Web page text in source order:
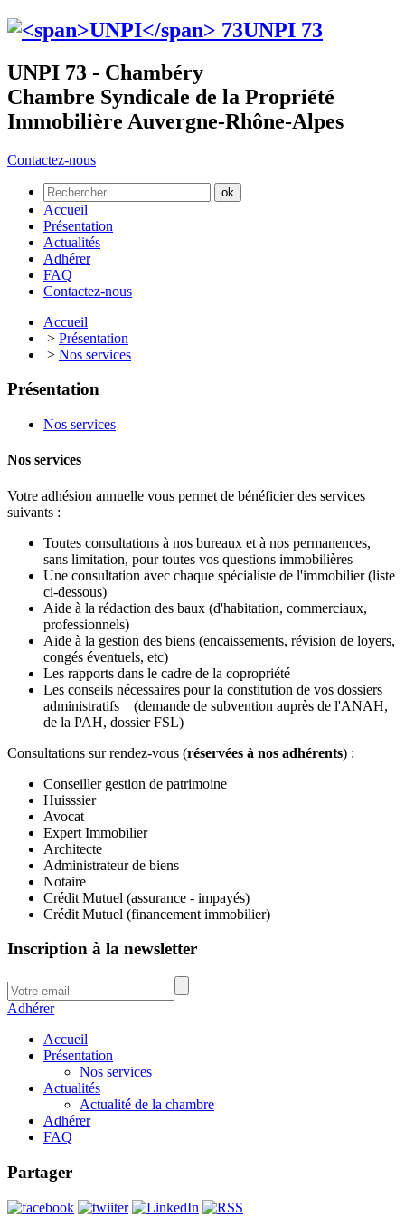
UNPI 73
UNPI 73 - Chambéry
Chambre Syndicale de la Propriété
Immobilière Auvergne-Rhône-Alpes
Contactez-nous
Accueil
Présentation
Actualités
Adhérer
FAQ
Contactez-nous
Accueil
> Présentation
> Nos services
Présentation
Nos services
Nos services
Votre adhésion annuelle vous permet de bénéficier des services
suivants :
Toutes consultations à nos bureaux et à nos permanences,
sans limitation, pour toutes vos questions immobilières
Une consultation avec chaque spécialiste de l'immobilier (liste
ci-dessous)
Aide à la rédaction des baux (d'habitation, commerciaux,
professionnels)
Aide à la gestion des biens (encaissements, révision de loyers,
congés éventuels, etc)
Les rapports dans le cadre de la copropriété
Les conseils nécessaires pour la constitution de vos dossiers
administratifs (demande de subvention auprès de l'ANAH,
de la PAH, dossier FSL)
Consultations sur rendez-vous (réservées à nos adhérents) :
Conseiller gestion de patrimoine
Huisssier
Avocat
Expert Immobilier
Architecte
Administrateur de biens
Notaire
Crédit Mutuel (assurance - impayés)
Crédit Mutuel (financement immobilier)
Inscription à la newsletter
Adhérer
Accueil
Présentation
Nos services
Actualités
Actualité de la chambre
Adhérer
FAQ
Partager